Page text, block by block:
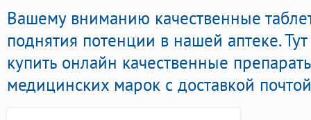
Вашему вниманию качественные
поднятия потенции в нашей аптеке.
купить онлайн качественные
медицинских марок с доставкой